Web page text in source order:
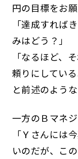
円の目標をお願
「達成すれば
みはどう？」
「なるほど、
頼りにしてい
と前述のよう
一方のＢマネジ
「Ｙさんには
いのだが、こ